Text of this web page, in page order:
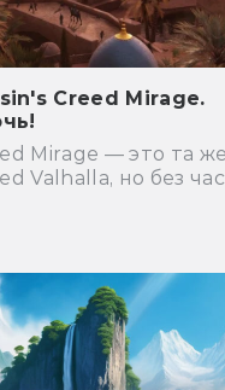
Creed Mirage.
Mirage — это та же
Valhalla, но без